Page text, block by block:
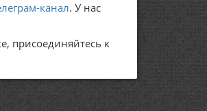
канал. У нас
присоединяйтесь к